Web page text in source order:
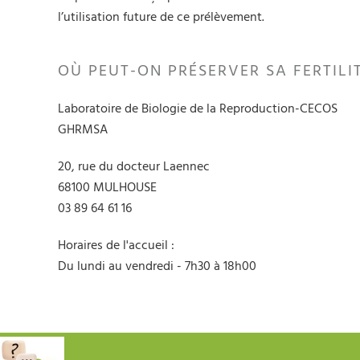
l’utilisation future de ce prélèvement.
OÙ PEUT-ON PRÉSERVER SA
Laboratoire de Biologie de la Reproduction-CECOS
GHRMSA
20, rue du docteur Laennec
68100 MULHOUSE
03 89 64 61 16
Horaires de l'accueil :
Du lundi au vendredi - 7h30 à 18h00